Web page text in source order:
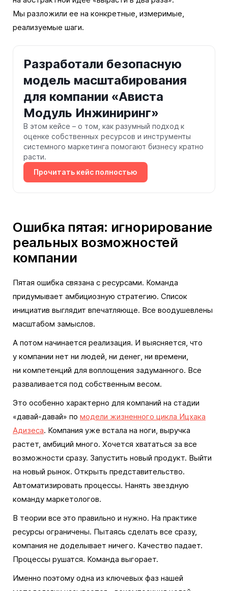
Мы разложили ее на конкретные, измеримые,
реализуемые шаги.
Разработали безопасную
модель масштабирования
для компании «Ависта
Модуль Инжиниринг»
В этом кейсе – о том, как разумный подход к
оценке собственных ресурсов и инструменты
системного маркетинга помогают бизнесу кратно
расти.
Прочитать кейс полностью
Ошибка пятая: игнорирование
реальных возможностей
компании
Пятая ошибка связана с ресурсами. Команда
придумывает амбициозную стратегию. Список
инициатив выглядит впечатляюще. Все воодушевлены
масштабом замыслов.
А потом начинается реализация. И выясняется, что
у компании нет ни людей, ни денег, ни времени,
ни компетенций для воплощения задуманного. Все
разваливается под собственным весом.
Это особенно характерно для компаний на стадии
«давай-давай» по модели жизненного цикла Ицхака
Адизеса. Компания уже встала на ноги, выручка
растет, амбиций много. Хочется хвататься за все
возможности сразу. Запустить новый продукт. Выйти
на новый рынок. Открыть представительство.
Автоматизировать процессы. Нанять звездную
команду маркетологов.
В теории все это правильно и нужно. На практике
ресурсы ограничены. Пытаясь сделать все сразу,
компания не доделывает ничего. Качество падает.
Процессы рушатся. Команда выгорает.
Именно поэтому одна из ключевых фаз нашей